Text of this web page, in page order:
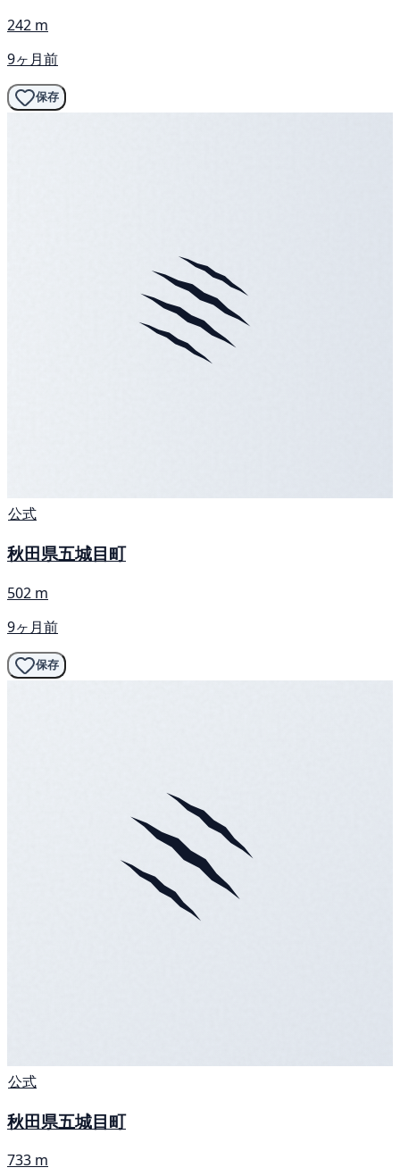
242 m
9ヶ月前
保存
公式
秋田県五城目町
502 m
9ヶ月前
保存
公式
秋田県五城目町
733 m